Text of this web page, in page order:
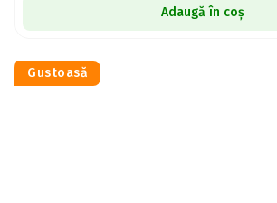
Adaugă în coș
Gustoasă